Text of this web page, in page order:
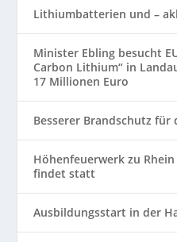
Lithiumbatterien und –
Minister Ebling besucht
Carbon Lithium“ in
17 Millionen Euro
Besserer Brandschutz für
Höhenfeuerwerk zu
findet statt
Ausbildungsstart in der